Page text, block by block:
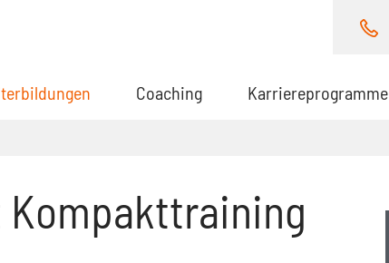
(aktuell)Coaching Karriereprogramme